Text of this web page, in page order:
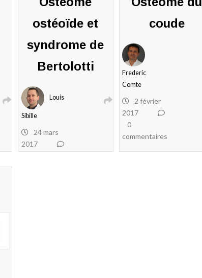
ostéoïde et
syndrome de
Bertolotti
Louis
Sibille
24 mars
2017
coude
Frederic
Comte
2 février
2017
0
commentaires